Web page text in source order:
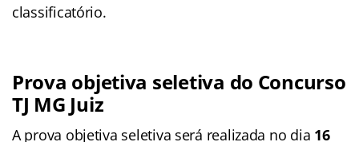
classificatório.
Prova objetiva seletiva do Concurso
TJ MG Juiz
A prova objetiva seletiva será realizada no dia 16